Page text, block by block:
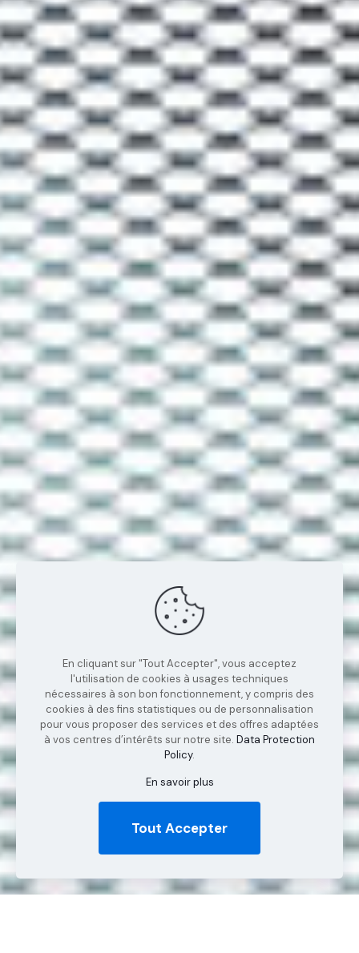
En cliquant sur "Tout Accepter", vous acceptez
l'utilisation de cookies à usages techniques
nécessaires à son bon fonctionnement, y compris des
cookies à des fins statistiques ou de personnalisation
pour vous proposer des services et des offres adaptées
à vos centres d’intérêts sur notre site. Data Protection
Policy.
En savoir plus
Tout Accepter